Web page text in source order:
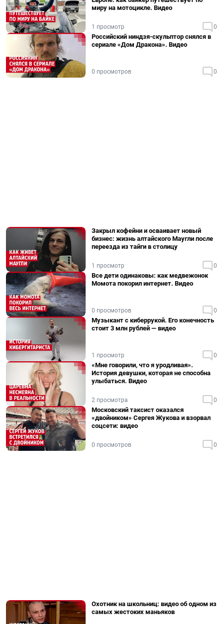
миру на мотоцикле. Видео
1 просмотр 0
Российский ниндзя-скульптор снялся в
сериале «Дом Дракона». Видео
0 просмотров 0
Закрыл кофейни и осваивает новый
бизнес: жизнь алтайского Маугли после
переезда из тайги в столицу
1 просмотр 0
Все дети одинаковы: как медвежонок
Момота покорил интернет. Видео
0 просмотров 0
Музыкант с киберрукой. Его конечность
стоит 3 млн рублей — видео
1 просмотр 0
«Мне говорили, что я уродливая».
История девушки, которая не способна
улыбаться. Видео
2 просмотра 0
Московский таксист оказался
«двойником» Сергея Жукова и взорвал
соцсети: видео
0 просмотров 0
Охотник на школьниц: видео об одном из
самых жестоких маньяков